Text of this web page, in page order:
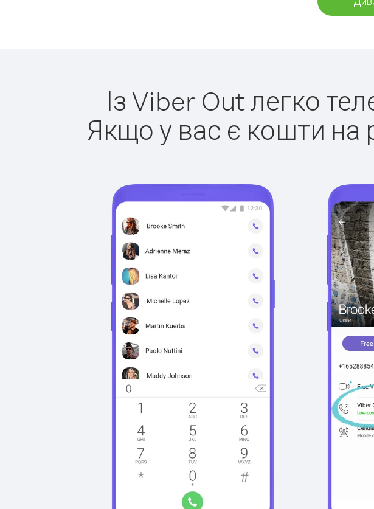
Із Viber Out легко
Якщо у вас є кошти на